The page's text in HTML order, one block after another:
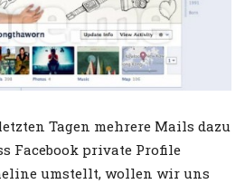
Tagen mehrere Mails dazu
Facebook private Profile
umstellt, wollen wir uns